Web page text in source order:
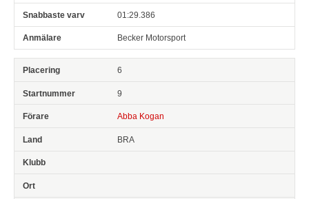
01:29.386
Becker Motorsport
6
9
Abba Kogan
BRA